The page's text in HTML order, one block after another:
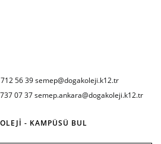
56 39 semep@dogakoleji.k12.tr
07 37 semep.ankara@dogakoleji.k12.tr
- KAMPÜSÜ BUL